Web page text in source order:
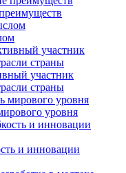
участник
страны
уровня
и инновации